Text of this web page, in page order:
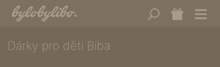
Dárky pro děti Biba